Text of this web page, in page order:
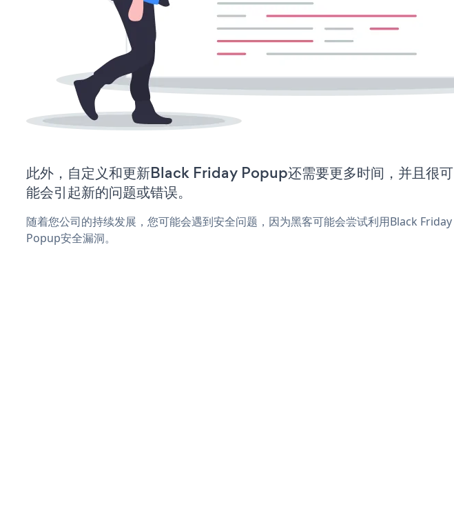
此外，自定义和更新Black Friday Popup还需要更多时间，并且很可
能会引起新的问题或错误。
随着您公司的持续发展，您可能会遇到安全问题，因为黑客可能会尝试利用Black Friday
Popup安全漏洞。